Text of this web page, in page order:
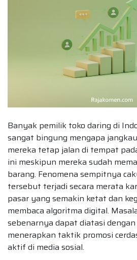
Banyak pemilik toko daring di
sangat bingung mengapa
mereka tetap jalan di tempat
ini meskipun mereka sudah
barang. Fenomena sempitnya
tersebut terjadi secara merata
pasar yang semakin ketat dan
membaca algoritma digital.
sebenarnya dapat diatasi
menerapkan taktik promosi
aktif di media sosial.